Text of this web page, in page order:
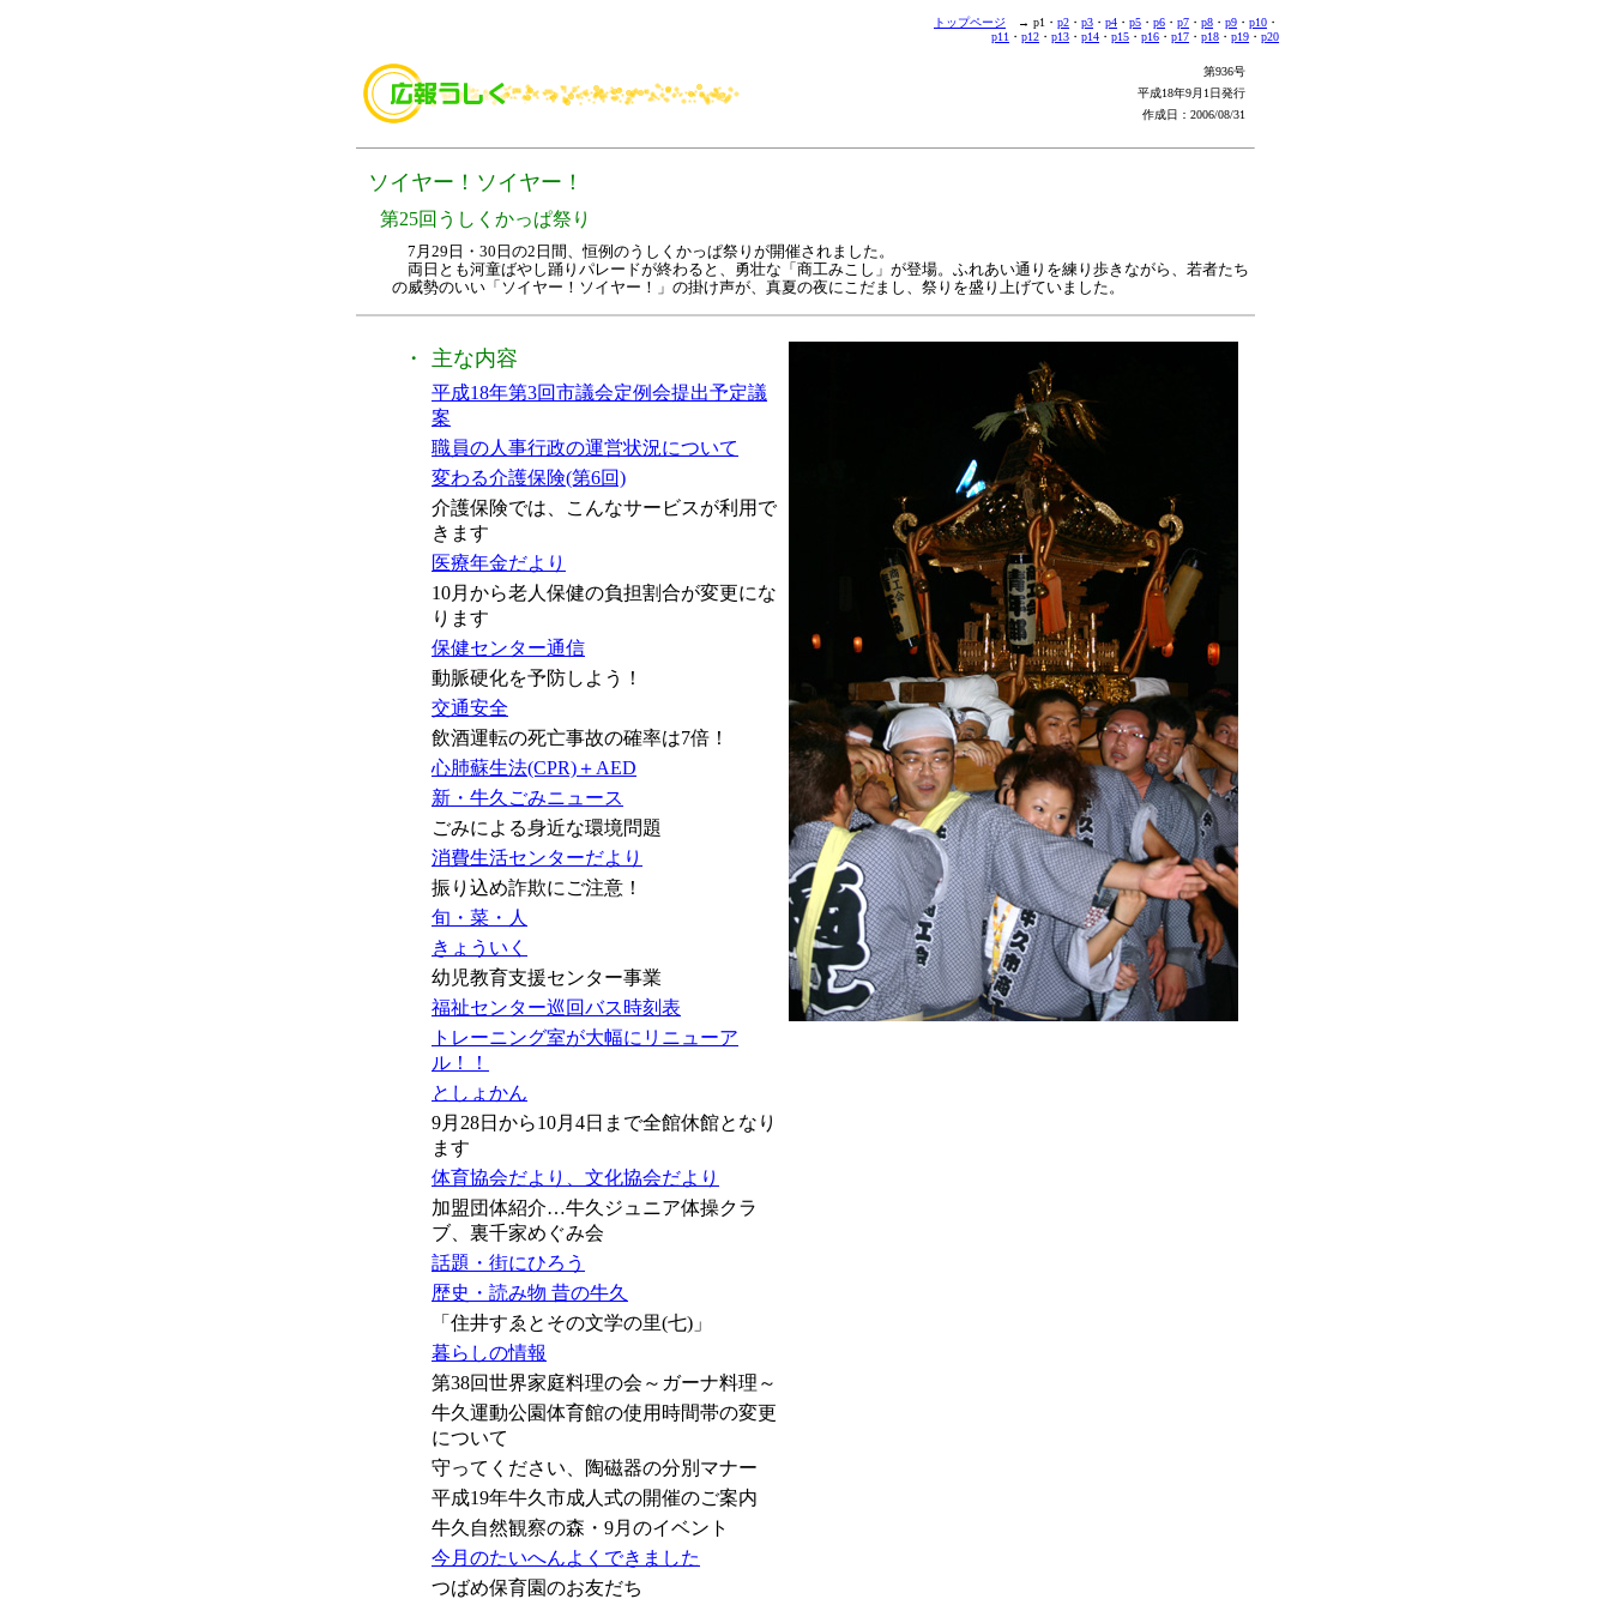
トップページ → p1・ p2 ・ p3 ・ p4 ・ p5 ・ p6 ・ p7 ・ p8 ・ p9 ・ p10 ・
p11 ・ p12 ・ p13 ・ p14 ・ p15 ・ p16 ・ p17 ・ p18 ・ p19 ・ p20
第936号
平成18年9月1日発行
作成日： 2006/08/31
ソイヤー！ソイヤー！
第25回うしくかっぱ祭り
7月29日・30日の2日間、恒例のうしくかっぱ祭りが開催されました。
両日とも河童ばやし踊りパレードが終わると、勇壮な「商工みこし」が登場。ふれあい通りを練り歩きながら、若者たち
の威勢のいい「ソイヤー！ソイヤー！」の掛け声が、真夏の夜にこだまし、祭りを盛り上げていました。
・ 主な内容
平成18年第3回市議会定例会提出予定議
案
職員の人事行政の運営状況について
変わる介護保険(第6回)
介護保険では、こんなサービスが利用で
きます
医療年金だより
10月から老人保健の負担割合が変更にな
ります
保健センター通信
動脈硬化を予防しよう！
交通安全
飲酒運転の死亡事故の確率は7倍！
心肺蘇生法(CPR)＋AED
新・牛久ごみニュース
ごみによる身近な環境問題
消費生活センターだより
振り込め詐欺にご注意！
旬・菜・人
きょういく
幼児教育支援センター事業
福祉センター巡回バス時刻表
トレーニング室が大幅にリニューア
ル！！
としょかん
9月28日から10月4日まで全館休館となり
ます
体育協会だより、文化協会だより
加盟団体紹介…牛久ジュニア体操クラ
ブ、裏千家めぐみ会
話題・街にひろう
歴史・読み物 昔の牛久
「住井すゑとその文学の里(七)」
暮らしの情報
第38回世界家庭料理の会～ガーナ料理～
牛久運動公園体育館の使用時間帯の変更
について
守ってください、陶磁器の分別マナー
平成19年牛久市成人式の開催のご案内
牛久自然観察の森・9月のイベント
今月のたいへんよくできました
つばめ保育園のお友だち